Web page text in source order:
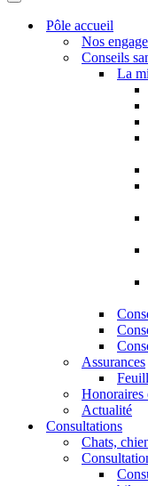
Pôle accueil
Nos
Conseils
La
Assurances
Honoraires
Actualité
Consultations
Chats,